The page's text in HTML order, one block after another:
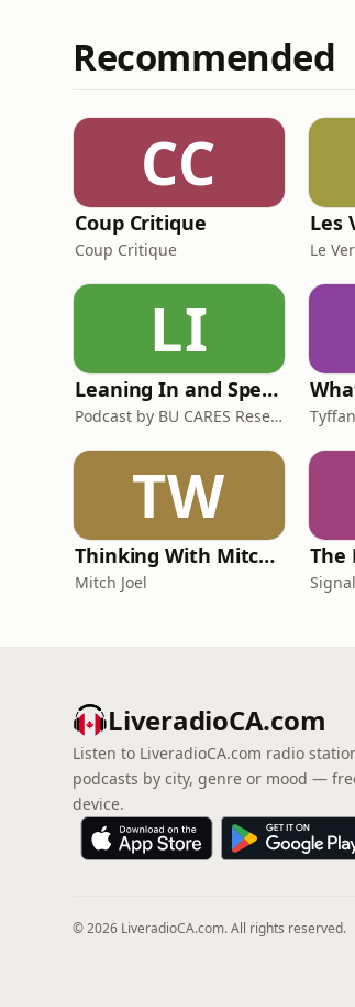
Recommended
CC
Coup Critique
Coup Critique
Les
Le
LI
Leaning In and Speaking Out
Podcast by BU CARES Research Centre
TW
Thinking With Mitch Joel
Mitch Joel
LiveradioCA.com
Listen to LiveradioCA.com radio
podcasts by city, genre or mood —
device.
© 2026 LiveradioCA.com. All rights reserved.